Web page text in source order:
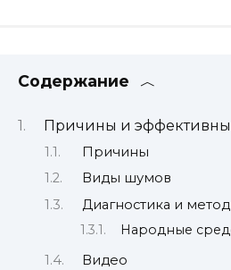
Содержание
Причины и
Причины
Виды шумов
Диагностика и
Народные
Видео